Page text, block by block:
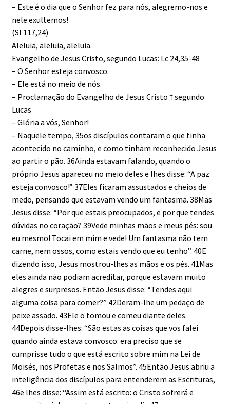
– Este é o dia que o Senhor fez para nós, alegremo-nos e
nele exultemos!
(Sl 117,24)
Aleluia, aleluia, aleluia.
Evangelho de Jesus Cristo, segundo Lucas: Lc 24,35-48
– O Senhor esteja convosco.
– Ele está no meio de nós.
– Proclamação do Evangelho de Jesus Cristo † segundo
Lucas
– Glória a vós, Senhor!
– Naquele tempo, 35os discípulos contaram o que tinha
acontecido no caminho, e como tinham reconhecido Jesus
ao partir o pão. 36Ainda estavam falando, quando o
próprio Jesus apareceu no meio deles e lhes disse: “A paz
esteja convosco!” 37Eles ficaram assustados e cheios de
medo, pensando que estavam vendo um fantasma. 38Mas
Jesus disse: “Por que estais preocupados, e por que tendes
dúvidas no coração? 39Vede minhas mãos e meus pés: sou
eu mesmo! Tocai em mim e vede! Um fantasma não tem
carne, nem ossos, como estais vendo que eu tenho”. 40E
dizendo isso, Jesus mostrou-lhes as mãos e os pés. 41Mas
eles ainda não podiam acreditar, porque estavam muito
alegres e surpresos. Então Jesus disse: “Tendes aqui
alguma coisa para comer?” 42Deram-lhe um pedaço de
peixe assado. 43Ele o tomou e comeu diante deles.
44Depois disse-lhes: “São estas as coisas que vos falei
quando ainda estava convosco: era preciso que se
cumprisse tudo o que está escrito sobre mim na Lei de
Moisés, nos Profetas e nos Salmos”. 45Então Jesus abriu a
inteligência dos discípulos para entenderem as Escrituras,
46e lhes disse: “Assim está escrito: o Cristo sofrerá e